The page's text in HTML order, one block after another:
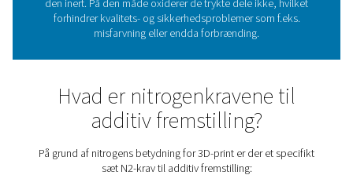
Hvilken rolle spiller
3D-print?
I den omhyggelige proces med additiv fremstilling er
uundværlig, fordi det holder printerens
inert. Til at begynde med anvendes kvælstoffet til at
bygningskammeret. Derefter holder en konstant